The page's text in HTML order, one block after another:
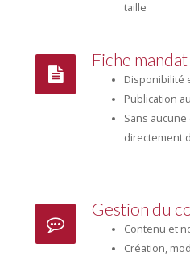
taille
Fiche mandat
Disponibilité
Publication
Sans
directement
Gestion du
Contenu et
Création,